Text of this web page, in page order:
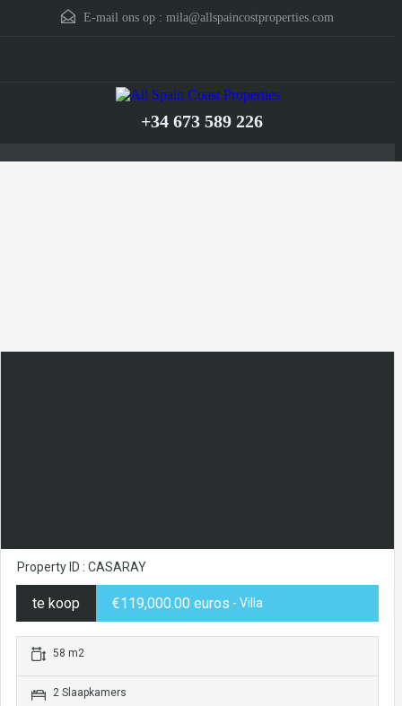
E-mail ons op : mila@allspaincostproperties.com
+34 673 589 226
Property ID : CASARAY
te koop €119,000.00 euros - Villa
58 m2
2 Slaapkamers